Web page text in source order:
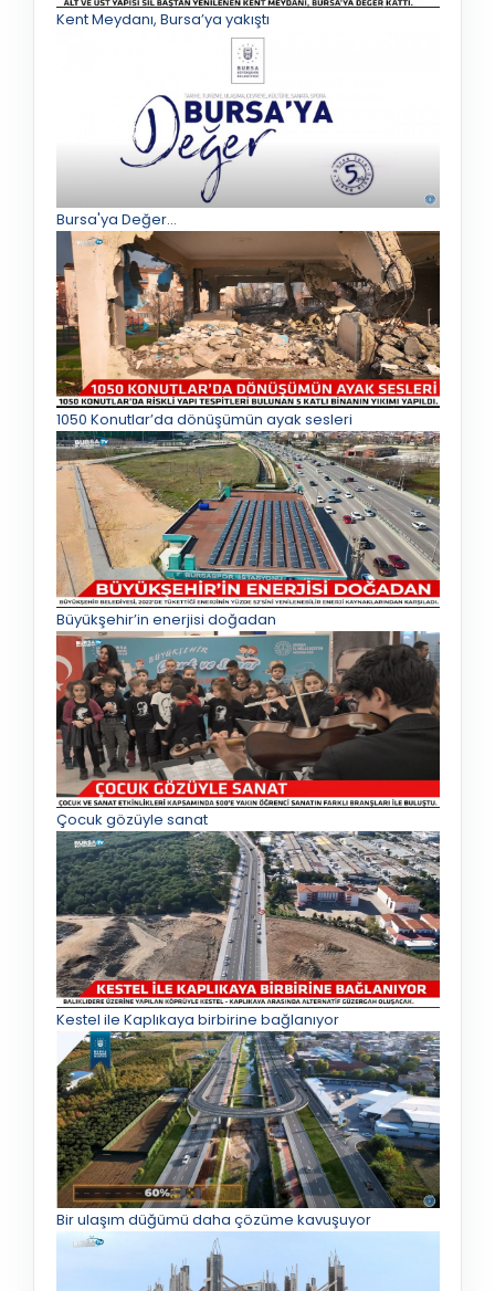
Kent Meydanı, Bursa’ya yakıştı
Bursa'ya Değer...
1050 Konutlar’da dönüşümün ayak sesleri
Büyükşehir’in enerjisi doğadan
Çocuk gözüyle sanat
Kestel ile Kaplıkaya birbirine bağlanıyor
Bir ulaşım düğümü daha çözüme kavuşuyor